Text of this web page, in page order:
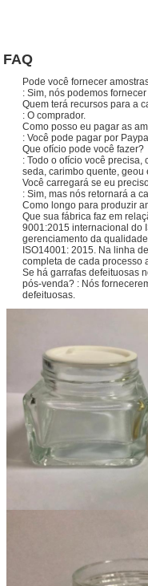
FAQ
Pode você fornecer
: Sim, nós podemos
Quem terá recursos para a
: O comprador.
Como posso eu pagar as
: Você pode pagar por
Que ofício pode você fazer?
: Todo o ofício você
seda, carimbo quente, geou
Você carregará se eu
: Sim, mas nós retornará a
Como longo para produzir
Que sua fábrica faz em
9001:2015 internacional do
gerenciamento da
ISO14001: 2015. Na linha
completa de cada processo
Se há garrafas defeituosas
pós-venda? : Nós
defeituosas.